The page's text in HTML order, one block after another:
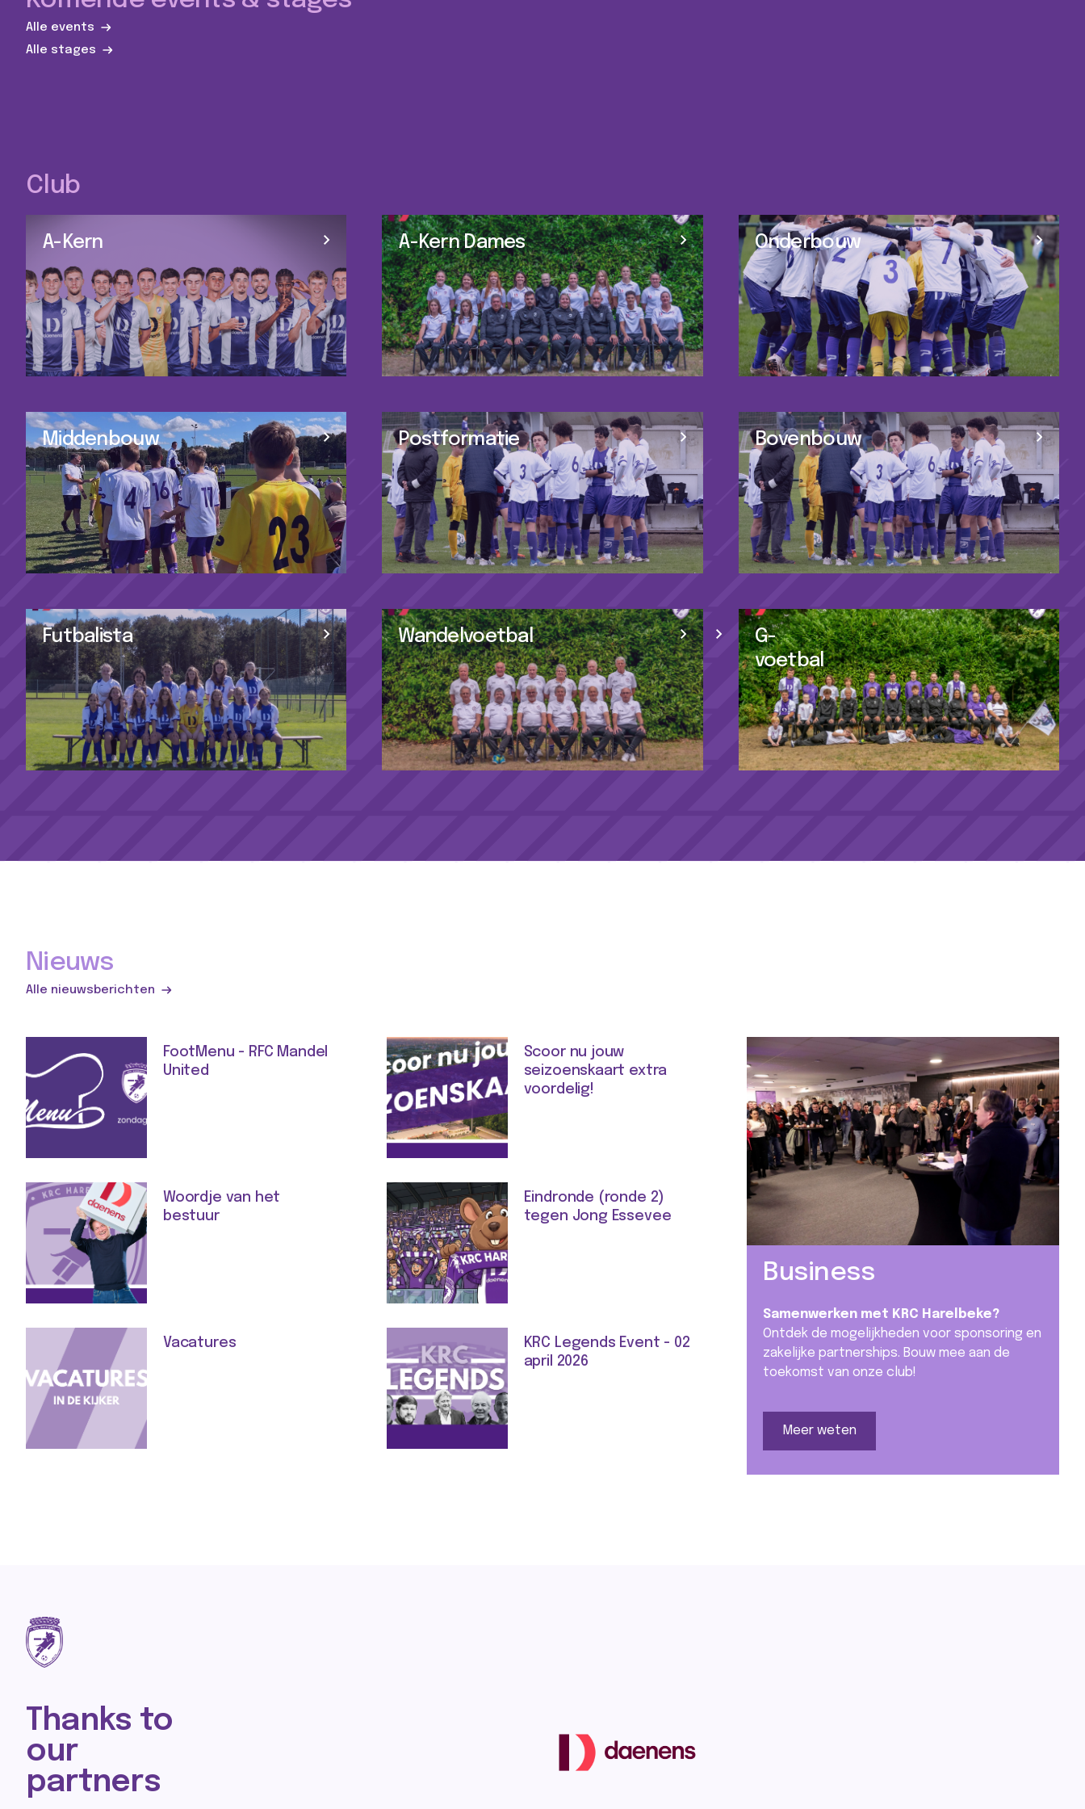
Alle events
Alle stages
Club
A-Kern A-Kern Dames Onderbouw
Middenbouw Postformatie Bovenbouw
Futbalista Wandelvoetbal
G-
voetbal
Nieuws
Alle nieuwsberichten
FootMenu - RFC Mandel
United
Scoor nu jouw
seizoenskaart extra
voordelig!
Woordje van het
bestuur
Eindronde (ronde 2)
tegen Jong Essevee
Vacatures
KRC Legends Event - 02
april 2026
Business
Samenwerken met KRC Harelbeke?
Ontdek de mogelijkheden voor sponsoring en
zakelijke partnerships. Bouw mee aan de
toekomst van onze club!
Meer weten
Thanks to
our
partners